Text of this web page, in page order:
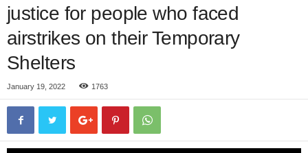
justice for people who faced
airstrikes on their Temporary
Shelters
January 19, 2022 1763